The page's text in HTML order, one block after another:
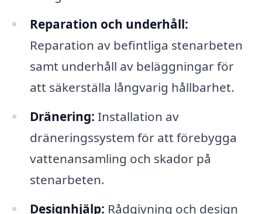
Reparation och underhåll:
Reparation av befintliga stenarbeten
samt underhåll av beläggningar för
att säkerställa långvarig hållbarhet.
Dränering: Installation av
dräneringssystem för att förebygga
vattenansamling och skador på
stenarbeten.
Designhjälp: Rådgivning och design